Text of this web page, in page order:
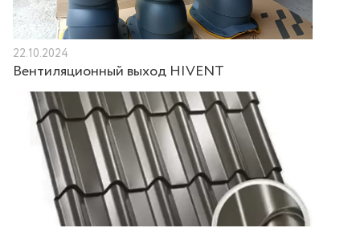
22.10.2024
Вентиляционный выход HIVENT